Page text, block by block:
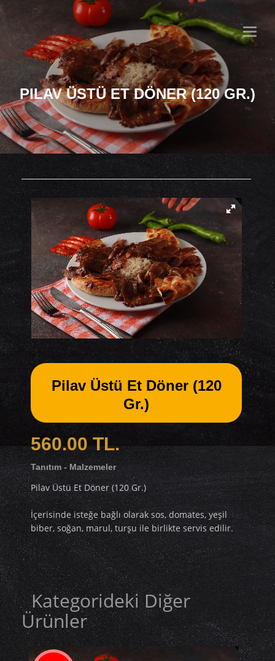
MENU
PILAV ÜSTÜ ET DÖNER (120 GR.)
Pilav Üstü Et Döner (120
Gr.)
560.00 TL.
Tanıtım - Malzemeler
Pilav Üstü Et Döner (120 Gr.)
İçerisinde isteğe bağlı olarak sos, domates, yeşil
biber, soğan, marul, turşu ile birlikte servis edilir.
Kategorideki Diğer
Ürünler